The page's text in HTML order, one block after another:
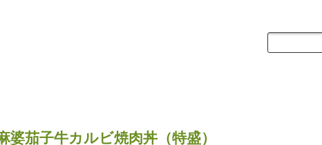
茄子牛カルビ焼肉丼（特盛）